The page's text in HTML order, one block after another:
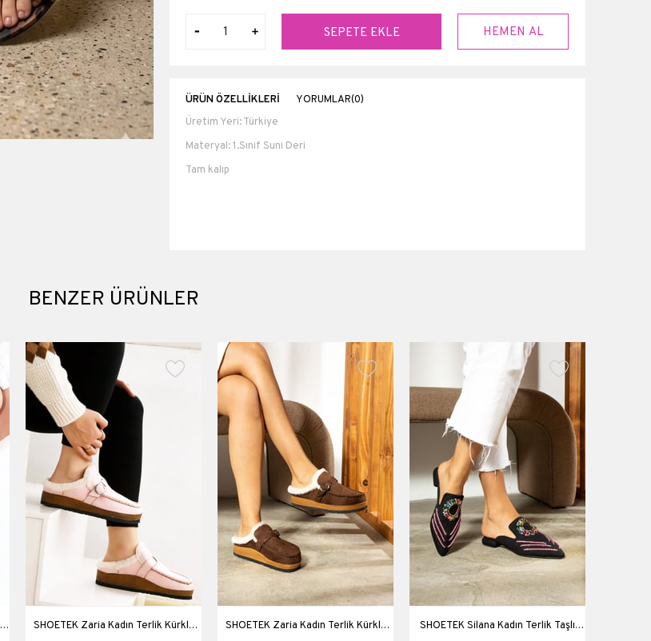
ÜRÜN ÖZELLIKLERI YORUMLAR(0)
Üretim Yeri: Türkiye
Materyal: 1.Sınıf Suni Deri
Tam kalıp
BENZER ÜRÜNLER
SHOETEK Zaria Kadın Terlik Kürklü SHOETEK Zaria Kadın Terlik Kürklü SHOETEK Silana Kadın Terlik Taşlı